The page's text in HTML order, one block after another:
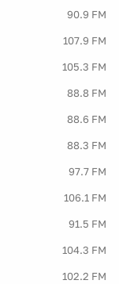
90.9 FM
107.9 FM
105.3 FM
88.8 FM
88.6 FM
88.3 FM
97.7 FM
106.1 FM
91.5 FM
104.3 FM
102.2 FM